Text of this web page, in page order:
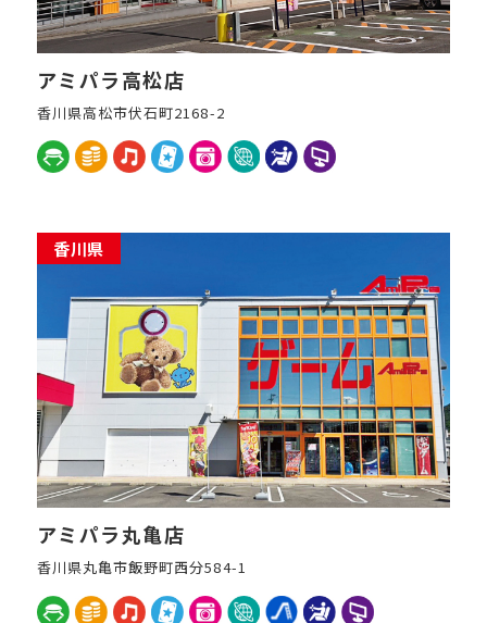
アミパラ高松店
香川県高松市伏石町2168-2
香川県
アミパラ丸亀店
香川県丸亀市飯野町西分584-1